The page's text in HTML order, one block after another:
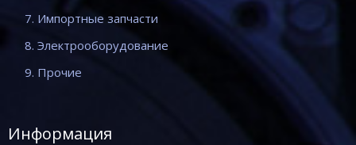
7. Импортные запчасти
8. Электрооборудование
9. Прочие
Информация